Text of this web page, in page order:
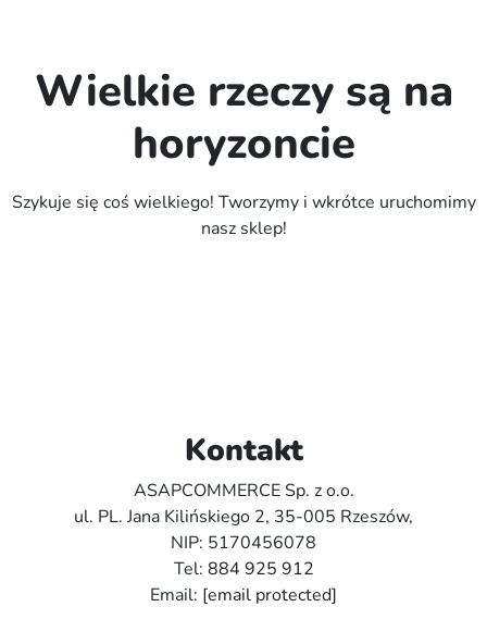
Wielkie rzeczy są na
horyzoncie
Szykuje się coś wielkiego! Tworzymy i wkrótce uruchomimy
nasz sklep!
Kontakt
ASAPCOMMERCE Sp. z o.o.
ul. PL. Jana Kilińskiego 2, 35-005 Rzeszów,
NIP: 5170456078
Tel: 884 925 912
Email: [email protected]